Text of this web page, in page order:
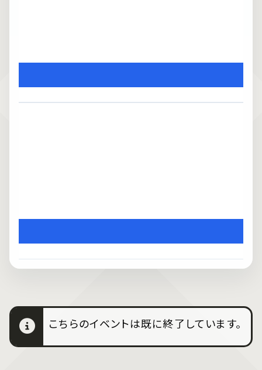
こちらのイベントは既に終了しています。